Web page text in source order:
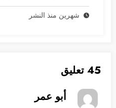
شهرين منذ النشر
45 تعليق
أبو عمر